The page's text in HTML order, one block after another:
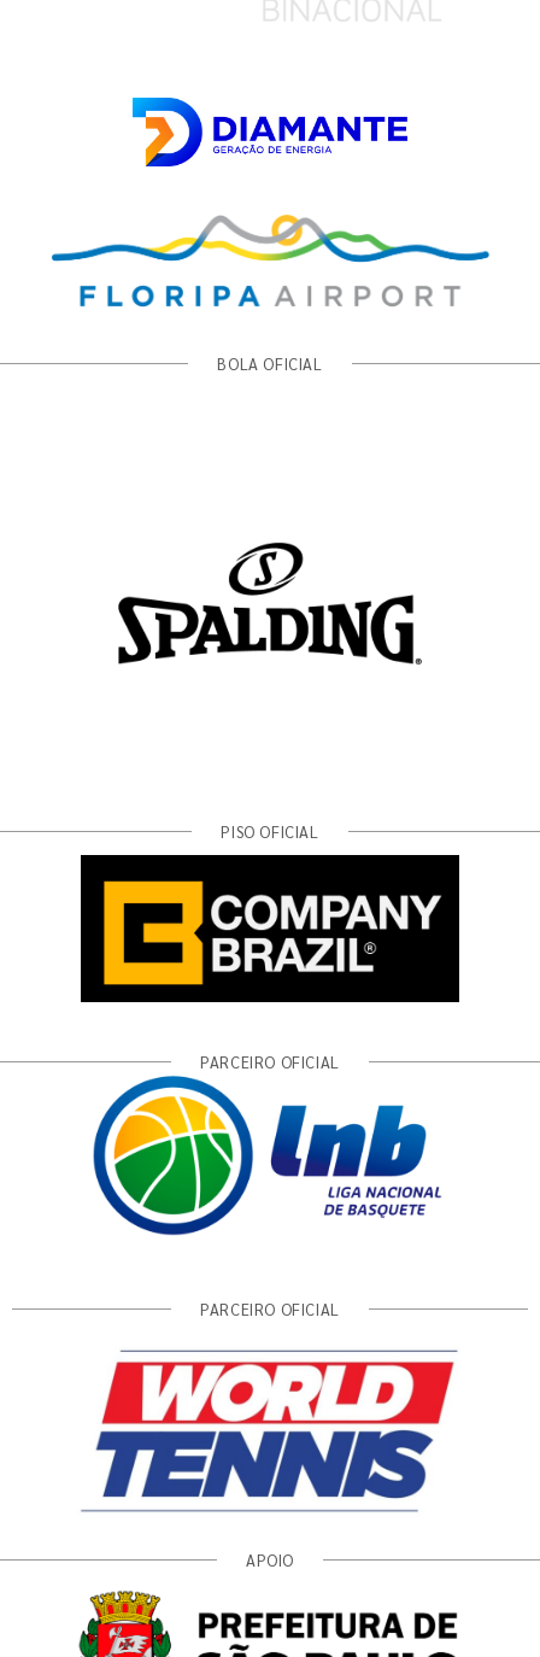
BOLA OFICIAL
PISO OFICIAL
PARCEIRO OFICIAL
PARCEIRO OFICIAL
APOIO